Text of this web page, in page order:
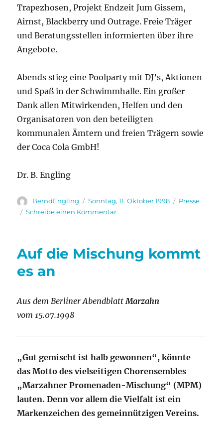
Trapezhosen, Projekt Endzeit Jum Gissem,
Airnst, Blackberry und Outrage. Freie Träger
und Beratungsstellen informierten über ihre
Angebote.
Abends stieg eine Poolparty mit DJ’s, Aktionen
und Spaß in der Schwimmhalle. Ein großer
Dank allen Mitwirkenden, Helfen und den
Organisatoren von den beteiligten
kommunalen Ämtern und freien Trägern sowie
der Coca Cola GmbH!
Dr. B. Engling
Autor
BerndEngling
Veröffentlicht
am
Sonntag, 11. Oktober 1998 Kategorien
Presse
Schreibe einen Kommentarzu
Auf die Mischung kommt
es an
Aus dem Berliner Abendblatt Marzahn
vom 15.07.1998
„Gut gemischt ist halb gewonnen“, könnte
das Motto des vielseitigen Chorensembles
„Marzahner Promenaden-Mischung“ (MPM)
lauten. Denn vor allem die Vielfalt ist ein
Markenzeichen des gemeinnützigen Vereins.